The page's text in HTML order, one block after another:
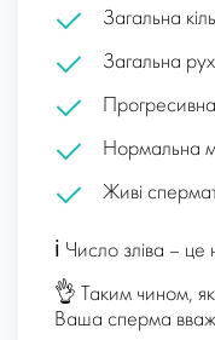
Загальна
Загальна
Нормальна
Живі
ℹ️ Число зліва –
👌 Таким чином,
Ваша сперма